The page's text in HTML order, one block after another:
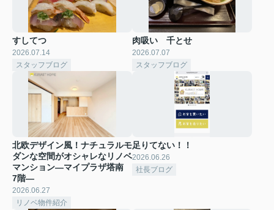
すしてつ
2026.07.14
スタッフブログ
肉吸い 千とせ
2026.07.07
スタッフブログ
北欧デザイン風！ナチュラルモ
ダンな空間がオシャレなリノベ
マンション―マイプラザ塔南
7階―
2026.06.27
リノベ物件紹介
足りてない！！
2026.06.26
社長ブログ